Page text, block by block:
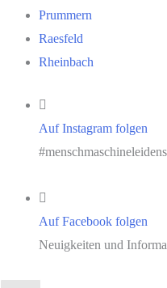
Prummern
Raesfeld
Rheinbach
Auf Instagram folgen
Auf Facebook folgen
Neuigkeiten und